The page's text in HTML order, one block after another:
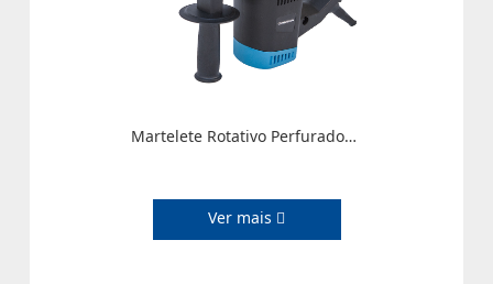
Martelete Rotativo Perfurador / Rompedor – 1.500W
Ver mais